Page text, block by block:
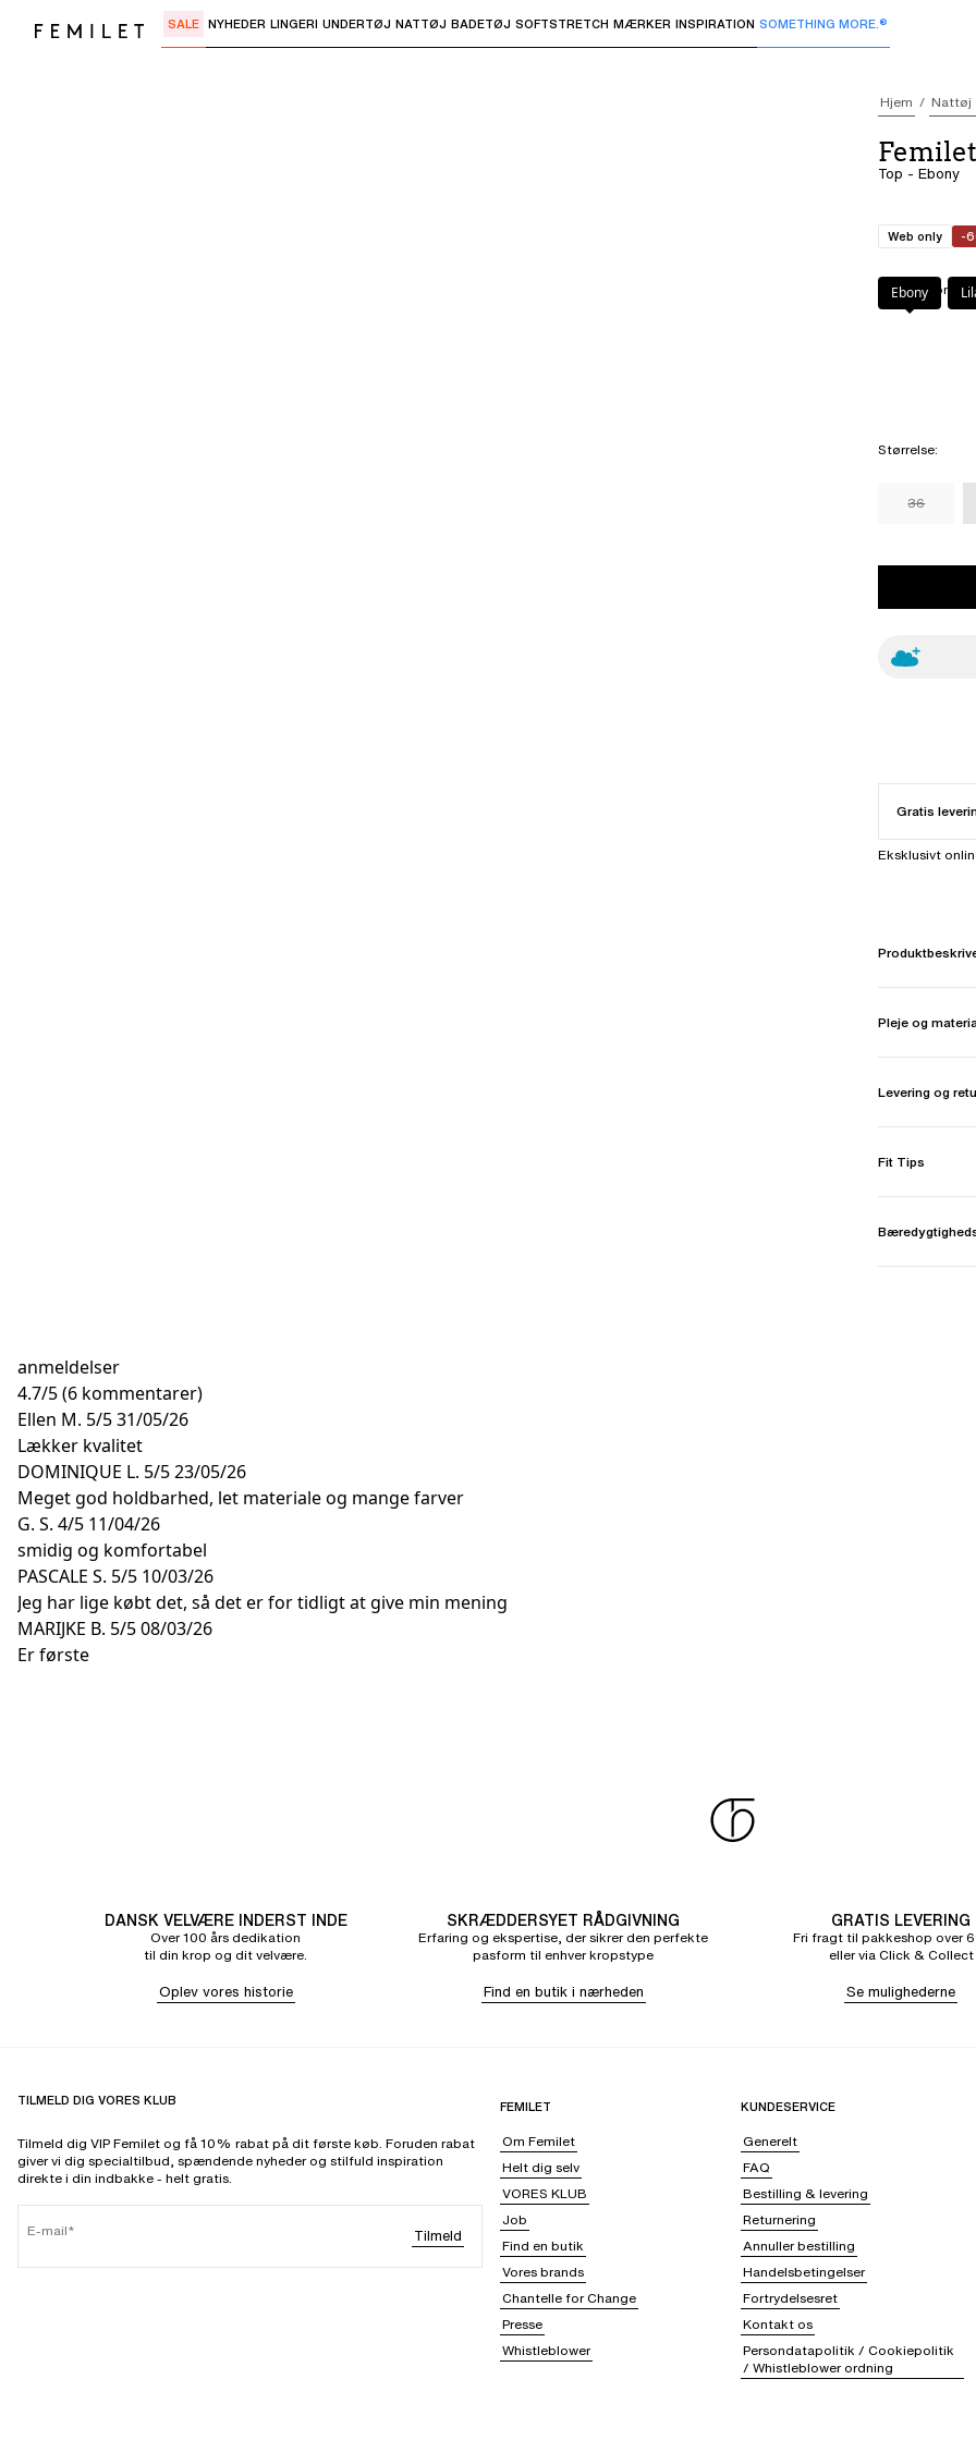
Brug "Pil ned" eller "Enter" til at åbne undermenuer og "Pil op" eller "Escape" for at vende tilbage
SALE NYHEDER LINGERI UNDERTØJ NATTØJ BADETØJ SOFTSTRETCH MÆRKER INSPIRATION SOMETHING MORE.®
Hjem Nattøj
Top - Ebony
Web only -
Farve: Ebony
Ebony
Størrelse:
36
Gratis
Eksklusivt
Pleje og
Levering og
Fit Tips
anmeldelser
4.7/5(6 kommentarer)
Ellen M. 5/531/05/26
Lækker kvalitet
DOMINIQUE L. 5/523/05/26
Meget god holdbarhed, let materiale og mange farver
G. S. 4/5 11/04/26
smidig og komfortabel
PASCALE S. 5/5 10/03/26
Jeg har lige købt det, så det er for tidligt at give min mening
MARIJKE B. 5/508/03/26
Er første
DANSK VELVÆRE INDERST INDE
Over 100 års dedikation
til din krop og dit velvære.
Oplev vores historie
SKRÆDDERSYET RÅDGIVNING
Erfaring og ekspertise, der sikrer den perfekte
pasform til enhver kropstype
Find en butik i nærheden
GRATIS LEVERING
Fri fragt til pakkeshop over
eller via Click & Collect
Se mulighederne
TILMELD DIG VORES KLUB
Tilmeld dig VIP Femilet og få 10% rabat på dit første køb. Foruden rabat
giver vi dig specialtilbud, spændende nyheder og stilfuld inspiration
direkte i din indbakke - helt gratis.
E-mail Tilmeld
FEMILET
Om Femilet
Helt dig selv
VORES KLUB
Job
Find en butik
Vores brands
Chantelle for Change
Presse
Whistleblower
KUNDESERVICE
Generelt
FAQ
Bestilling & levering
Returnering
Annuller bestilling
Handelsbetingelser
Fortrydelsesret
Kontakt os
Persondatapolitik / Cookiepolitik
/ Whistleblower ordning